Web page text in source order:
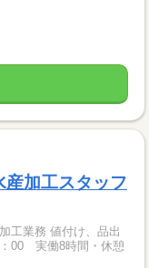
産加工スタッフ
工業務 値付け、品出